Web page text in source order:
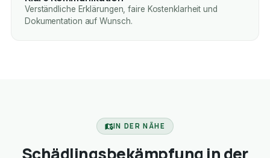
Verständliche Erklärungen, faire Kostenklarheit und
Dokumentation auf Wunsch.
IN DER NÄHE